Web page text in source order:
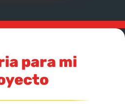
para mi